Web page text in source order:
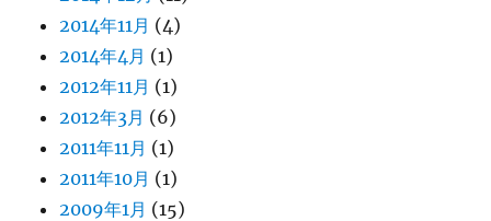
2014年11月 (4)
2014年4月 (1)
2012年11月 (1)
2012年3月 (6)
2011年11月 (1)
2011年10月 (1)
2009年1月 (15)